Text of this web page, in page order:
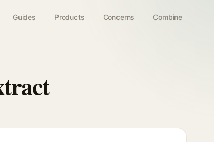
Guides Products Concerns Combine